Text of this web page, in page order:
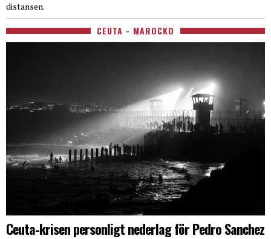
distansen.
CEUTA - MAROCKO
Ceuta-krisen personligt nederlag för Pedro Sanchez